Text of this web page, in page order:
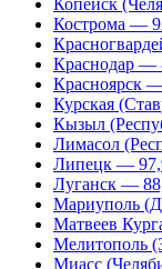
Копейск
Кострома —
Краснодар —
Красноярск
Курская
Кызыл
Лимасол
Липецк —
Луганск —
Мариуполь
Матвеев
Мелитополь
Миасс